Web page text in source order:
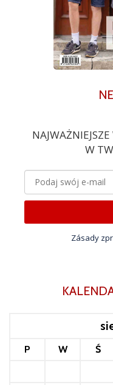
W
Zásady
P W Ś